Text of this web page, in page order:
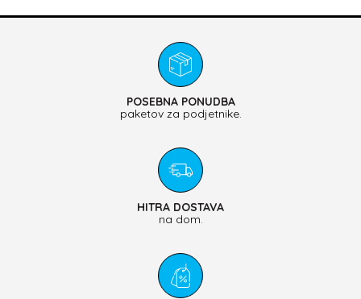
POSEBNA PONUDBA
paketov za podjetnike.
HITRA DOSTAVA
na dom.